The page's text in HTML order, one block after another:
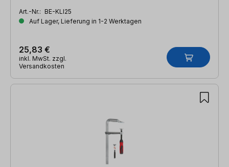
Art.-Nr.: BE-KLI25
Auf Lager, Lieferung in 1-2 Werktagen
25,83 €
inkl. MwSt. zzgl.
Versandkosten